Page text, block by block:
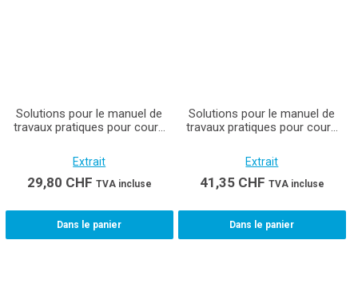
Solutions pour le manuel de
travaux pratiques pour cours
Champ professionnel /
Planification en technique du
bâtiment / Cours 2
du bâtiment CFC (chauffage /
ventilation / sanitaire)
Extrait
29,80 CHF TVA incluse
Dans le panier
Solutions pour le manuel de
travaux pratiques pour cours
Champ professionnel /
Planification en technique du
bâtiment / Cours 3
du bâtiment CFC (chauffage /
ventilation / sanitaire)
Extrait
41,35 CHF TVA incluse
Dans le panier